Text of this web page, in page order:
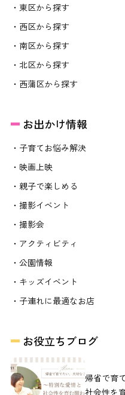
・東区から探す
・西区から探す
・南区から探す
・北区から探す
・西蒲区から探す
お出かけ情報
・子育てお悩み解決
・映画上映
・親子で楽しめる
・撮影イベント
・撮影会
・アクティビティ
・公園情報
・キッズイベント
・子連れに最適なお店
お役立ちブログ
帰省で育
社会性を